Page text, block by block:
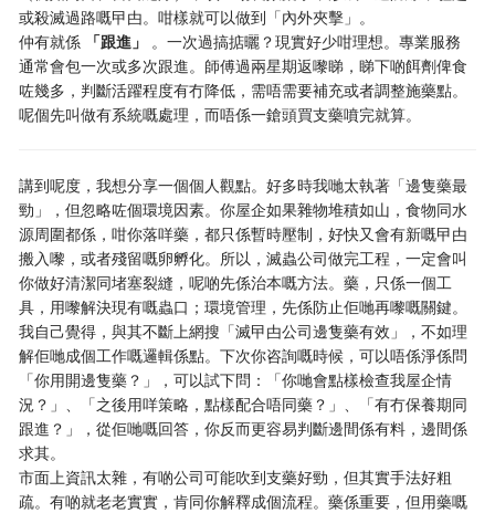
或殺滅過路嘅曱甴。咁樣就可以做到「內外夾擊」。
仲有就係
「跟進」
。一次過搞掂曬？現實好少咁理想。專業服務
通常會包一次或多次跟進。師傅過兩星期返嚟睇，睇下啲餌劑俾食
咗幾多，判斷活躍程度有冇降低，需唔需要補充或者調整施藥點。
呢個先叫做有系統嘅處理，而唔係一鎗頭買支藥噴完就算。
講到呢度，我想分享一個個人觀點。好多時我哋太執著「邊隻藥最
勁」，但忽略咗個環境因素。你屋企如果雜物堆積如山，食物同水
源周圍都係，咁你落咩藥，都只係暫時壓制，好快又會有新嘅曱甴
搬入嚟，或者殘留嘅卵孵化。所以，滅蟲公司做完工程，一定會叫
你做好清潔同堵塞裂縫，呢啲先係治本嘅方法。藥，只係一個工
具，用嚟解決現有嘅蟲口；環境管理，先係防止佢哋再嚟嘅關鍵。
我自己覺得，與其不斷上網搜「滅曱甴公司邊隻藥有效」，不如理
解佢哋成個工作嘅邏輯係點。下次你咨詢嘅時候，可以唔係淨係問
「你用開邊隻藥？」，可以試下問：「你哋會點樣檢查我屋企情
況？」、「之後用咩策略，點樣配合唔同藥？」、「有冇保養期同
跟進？」，從佢哋嘅回答，你反而更容易判斷邊間係有料，邊間係
求其。
市面上資訊太雜，有啲公司可能吹到支藥好勁，但其實手法好粗
疏。有啲就老老實實，肯同你解釋成個流程。藥係重要，但用藥嘅